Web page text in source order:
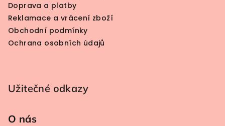
Doprava a platby
Reklamace a vrácení zboží
Obchodní podmínky
Ochrana osobních údajů
Užitečné odkazy
O nás